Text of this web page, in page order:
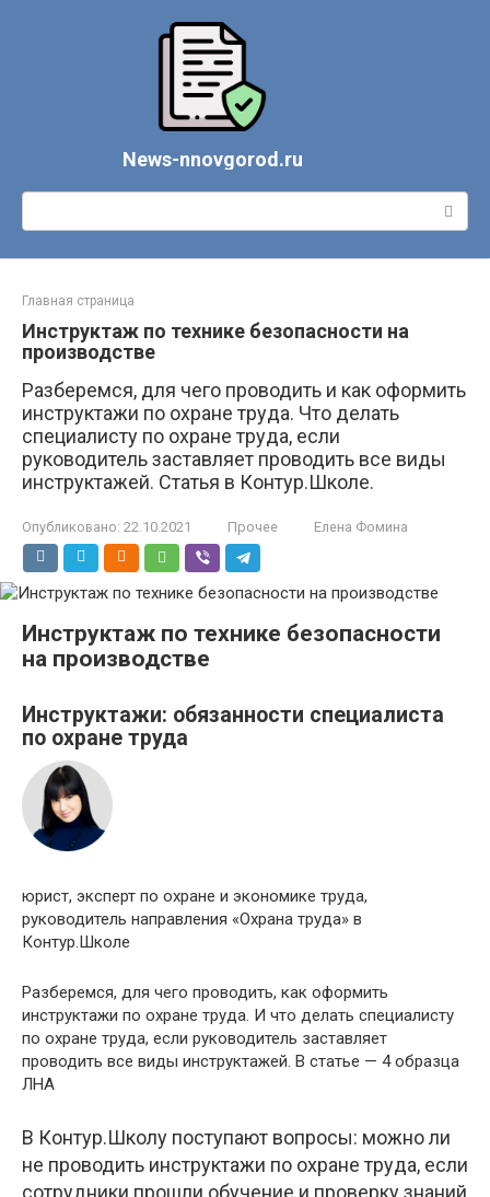
News-nnovgorod.ru
Поиск:
Главная страница
Инструктаж по технике безопасности на
производстве
Разберемся, для чего проводить и как оформить
инструктажи по охране труда. Что делать
специалисту по охране труда, если
руководитель заставляет проводить все виды
инструктажей. Статья в Контур.Школе.
Опубликовано: 22.10.2021 Прочее Елена Фомина
Инструктаж по технике безопасности
на производстве
Инструктажи: обязанности специалиста
по охране труда
юрист, эксперт по охране и экономике труда,
руководитель направления «Охрана труда» в
Контур.Школе
Разберемся, для чего проводить, как оформить
инструктажи по охране труда. И что делать специалисту
по охране труда, если руководитель заставляет
проводить все виды инструктажей. В статье — 4 образца
ЛНА
В Контур.Школу поступают вопросы: можно ли
не проводить инструктажи по охране труда, если
сотрудники прошли обучение и проверку знаний